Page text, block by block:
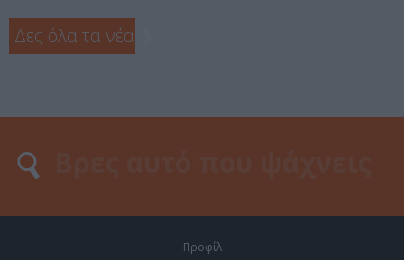
Δες όλα τα νέα
Προφίλ